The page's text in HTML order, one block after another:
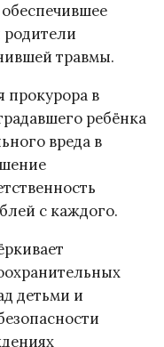
родители
травмы.
прокурора в
ребёнка
вреда в
с каждого.
детьми и